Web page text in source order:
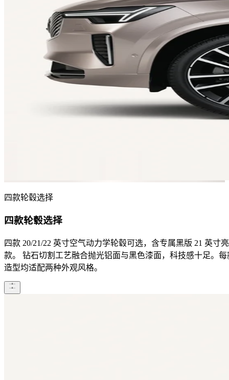
四款轮毂选择
四款轮毂选择
四款 20/21/22 英寸空气动力学轮毂可选，含专属黑版 21 英寸
款。 钻石切割工艺融合抛光铝面与黑色漆面，科技感十足。每
造型均适配两种外观风格。